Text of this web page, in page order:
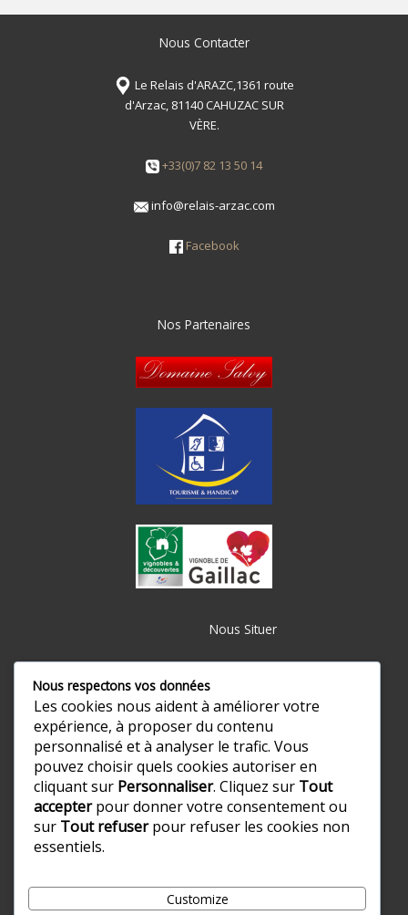
Nous Contacter
Le Relais d'ARAZC,1361 route
d'Arzac, 81140 CAHUZAC SUR
VÈRE.
+33(0)7 82 13 50 14
info@relais-arzac.com
Facebook
Nos Partenaires
Nous Situer
Nous respectons vos données
Les cookies nous aident à améliorer votre
expérience, à proposer du contenu
personnalisé et à analyser le trafic. Vous
pouvez choisir quels cookies autoriser en
cliquant sur Personnaliser. Cliquez sur Tout
accepterpour donner votre consentement ou
sur Tout refuserpour refuser les cookies non
essentiels.
Customize